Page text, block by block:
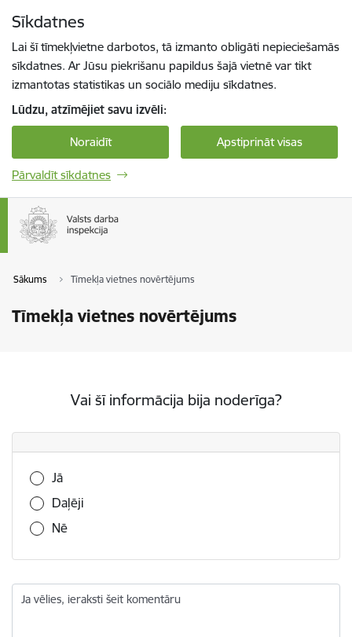
Sīkdatnes
Lai šī tīmekļvietne darbotos, tā izmanto obligāti nepieciešamās
sīkdatnes. Ar Jūsu piekrišanu papildus šajā vietnē var tikt
izmantotas statistikas un sociālo mediju sīkdatnes.
Lūdzu, atzīmējiet savu izvēli:
Noraidīt Apstiprināt visas
Pārvaldīt sīkdatnes
Sākums Tīmekļa vietnes novērtējums
Tīmekļa vietnes novērtējums
Vai šī informācija bija noderīga?
Vai šī informācija bija noderīga?
Jā
Daļēji
Nē
Ja vēlies, ieraksti šeit komentāru